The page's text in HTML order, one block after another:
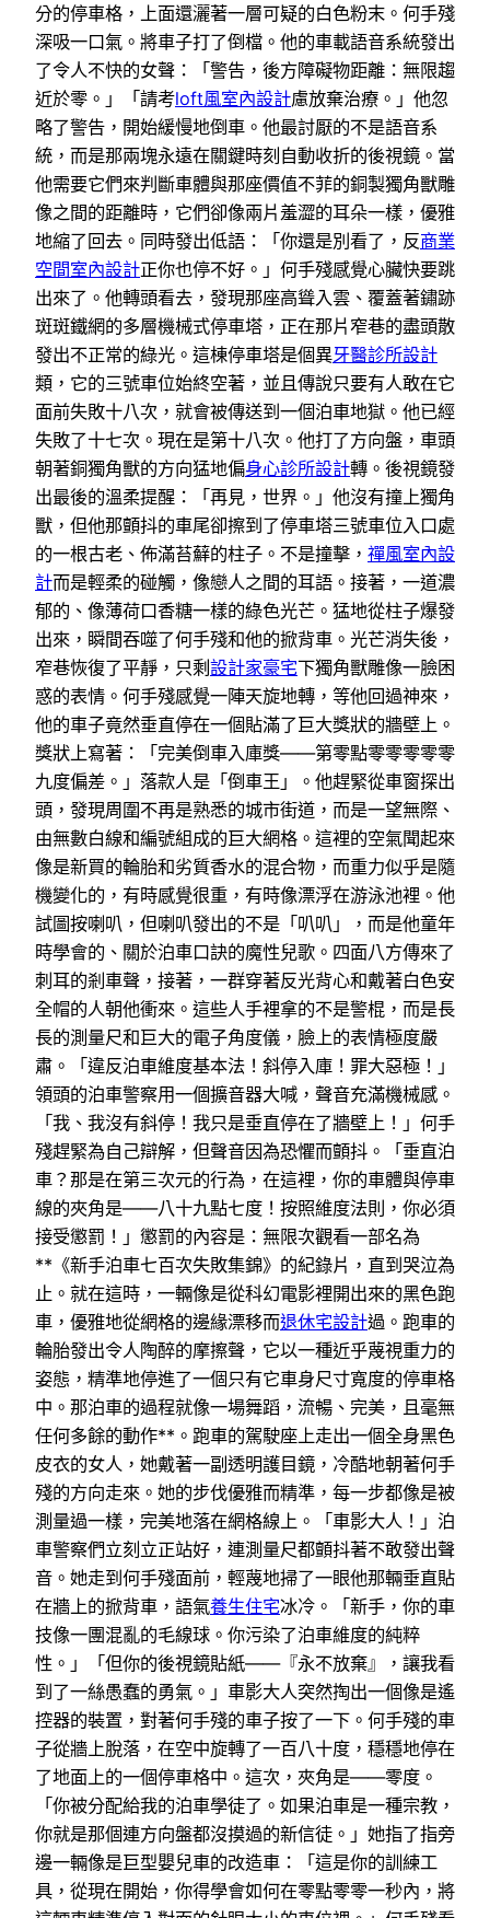
分的停車格，上面還灑著一層可疑的白色粉末。何手殘
深吸一口氣。將車子打了倒檔。他的車載語音系統發出
了令人不快的女聲：「警告，後方障礙物距離：無限趨
近於零。」「請考loft風室內設計慮放棄治療。」他忽
略了警告，開始緩慢地倒車。他最討厭的不是語音系
統，而是那兩塊永遠在關鍵時刻自動收折的後視鏡。當
他需要它們來判斷車體與那座價值不菲的銅製獨角獸雕
像之間的距離時，它們卻像兩片羞澀的耳朵一樣，優雅
地縮了回去。同時發出低語：「你還是別看了，反商業
空間室內設計正你也停不好。」何手殘感覺心臟快要跳
出來了。他轉頭看去，發現那座高聳入雲、覆蓋著鏽跡
斑斑鐵網的多層機械式停車塔，正在那片窄巷的盡頭散
發出不正常的綠光。這棟停車塔是個異牙醫診所設計
類，它的三號車位始終空著，並且傳說只要有人敢在它
面前失敗十八次，就會被傳送到一個泊車地獄。他已經
失敗了十七次。現在是第十八次。他打了方向盤，車頭
朝著銅獨角獸的方向猛地偏身心診所設計轉。後視鏡發
出最後的溫柔提醒：「再見，世界。」他沒有撞上獨角
獸，但他那顫抖的車尾卻擦到了停車塔三號車位入口處
的一根古老、佈滿苔蘚的柱子。不是撞擊， 禪風室內設
計而是輕柔的碰觸，像戀人之間的耳語。接著，一道濃
郁的、像薄荷口香糖一樣的綠色光芒。猛地從柱子爆發
出來，瞬間吞噬了何手殘和他的掀背車。光芒消失後，
窄巷恢復了平靜，只剩設計家豪宅下獨角獸雕像一臉困
惑的表情。何手殘感覺一陣天旋地轉，等他回過神來，
他的車子竟然垂直停在一個貼滿了巨大獎狀的牆壁上。
獎狀上寫著：「完美倒車入庫獎——第零點零零零零零
九度偏差。」落款人是「倒車王」。他趕緊從車窗探出
頭，發現周圍不再是熟悉的城市街道，而是一望無際、
由無數白線和編號組成的巨大網格。這裡的空氣聞起來
像是新買的輪胎和劣質香水的混合物，而重力似乎是隨
機變化的，有時感覺很重，有時像漂浮在游泳池裡。他
試圖按喇叭，但喇叭發出的不是「叭叭」，而是他童年
時學會的、關於泊車口訣的魔性兒歌。四面八方傳來了
刺耳的剎車聲，接著，一群穿著反光背心和戴著白色安
全帽的人朝他衝來。這些人手裡拿的不是警棍，而是長
長的測量尺和巨大的電子角度儀，臉上的表情極度嚴
肅。「違反泊車維度基本法！斜停入庫！罪大惡極！」
領頭的泊車警察用一個擴音器大喊，聲音充滿機械感。
「我、我沒有斜停！我只是垂直停在了牆壁上！」何手
殘趕緊為自己辯解，但聲音因為恐懼而顫抖。「垂直泊
車？那是在第三次元的行為，在這裡，你的車體與停車
線的夾角是——八十九點七度！按照維度法則，你必須
接受懲罰！」懲罰的內容是：無限次觀看一部名為
**《新手泊車七百次失敗集錦》的紀錄片，直到哭泣為
止。就在這時，一輛像是從科幻電影裡開出來的黑色跑
車，優雅地從網格的邊緣漂移而退休宅設計過。跑車的
輪胎發出令人陶醉的摩擦聲，它以一種近乎蔑視重力的
姿態，精準地停進了一個只有它車身尺寸寬度的停車格
中。那泊車的過程就像一場舞蹈，流暢、完美，且毫無
任何多餘的動作**。跑車的駕駛座上走出一個全身黑色
皮衣的女人，她戴著一副透明護目鏡，冷酷地朝著何手
殘的方向走來。她的步伐優雅而精準，每一步都像是被
測量過一樣，完美地落在網格線上。「車影大人！」泊
車警察們立刻立正站好，連測量尺都顫抖著不敢發出聲
音。她走到何手殘面前，輕蔑地掃了一眼他那輛垂直貼
在牆上的掀背車，語氣養生住宅冰冷。「新手，你的車
技像一團混亂的毛線球。你污染了泊車維度的純粹
性。」「但你的後視鏡貼紙——『永不放棄』，讓我看
到了一絲愚蠢的勇氣。」車影大人突然掏出一個像是遙
控器的裝置，對著何手殘的車子按了一下。何手殘的車
子從牆上脫落，在空中旋轉了一百八十度，穩穩地停在
了地面上的一個停車格中。這次，夾角是——零度。
「你被分配給我的泊車學徒了。如果泊車是一種宗教，
你就是那個連方向盤都沒摸過的新信徒。」她指了指旁
邊一輛像是巨型嬰兒車的改造車：「這是你的訓練工
具，從現在開始，你得學會如何在零點零零一秒內，將